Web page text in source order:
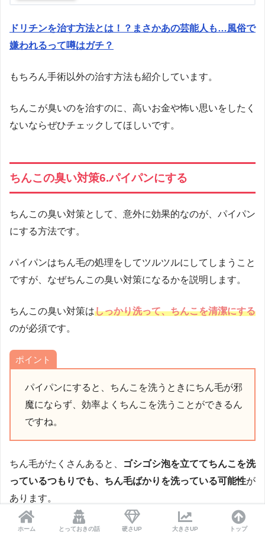
ドリチンを治す方法とは！？まさかあの芸能人も…風俗で
嫌われるって噂はガチ？
もちろん手術以外の治す方法も紹介しています。
ちんこが臭いのを治すのに、高いお金や怖い思いをしたく
ないならぜひチェックしてほしいです。
ちんこの臭い対策6.パイパンにする
ちんこの臭い対策として、意外に効果的なのが、パイパン
にする方法です。
パイパンはちん毛の処理をしてツルツルにしてしまうこと
ですが、なぜちんこの臭い対策になるかを説明します。
ちんこの臭い対策はしっかり洗って、ちんこを清潔にする
のが必須です。
ポイント
パイパンにすると、ちんこを洗うときにちん毛が邪
魔にならず、効率よくちんこを洗うことができるん
ですね。
ちん毛がたくさんあると、
ゴシゴシ泡を立ててちんこを洗
っているつもりでも、ちん毛ばかりを洗っている可能性が
あります。
ですから、邪魔なちん毛をなくしてパイパンにしてしまう
ホーム とっておきの話 硬さUP 大きさUP トップ